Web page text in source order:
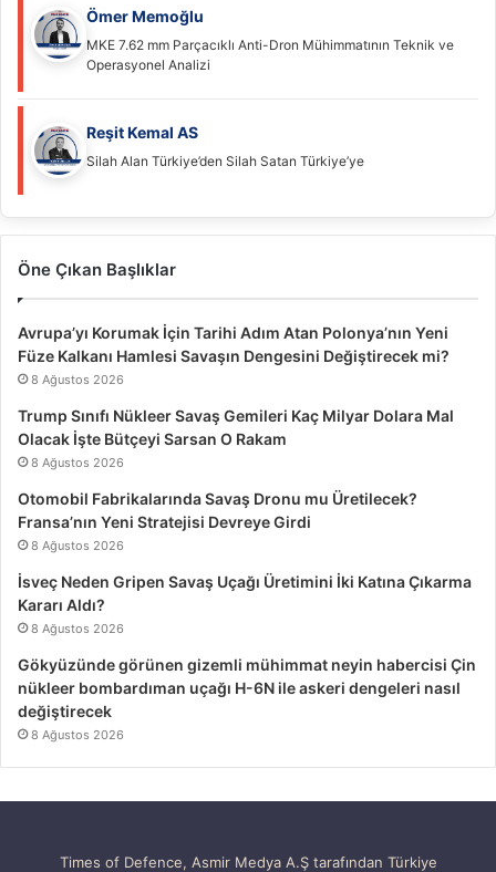
Ömer Memoğlu
MKE 7.62 mm Parçacıklı Anti-Dron Mühimmatının Teknik ve
Operasyonel Analizi
Reşit Kemal AS
Silah Alan Türkiye’den Silah Satan Türkiye’ye
Öne Çıkan Başlıklar
Avrupa’yı Korumak İçin Tarihi Adım Atan Polonya’nın Yeni
Füze Kalkanı Hamlesi Savaşın Dengesini Değiştirecek mi?
8 Ağustos 2026
Trump Sınıfı Nükleer Savaş Gemileri Kaç Milyar Dolara Mal
Olacak İşte Bütçeyi Sarsan O Rakam
8 Ağustos 2026
Otomobil Fabrikalarında Savaş Dronu mu Üretilecek?
Fransa’nın Yeni Stratejisi Devreye Girdi
8 Ağustos 2026
İsveç Neden Gripen Savaş Uçağı Üretimini İki Katına Çıkarma
Kararı Aldı?
8 Ağustos 2026
Gökyüzünde görünen gizemli mühimmat neyin habercisi Çin
nükleer bombardıman uçağı H-6N ile askeri dengeleri nasıl
değiştirecek
8 Ağustos 2026
Times of Defence, Asmir Medya A.Ş tarafından Türkiye